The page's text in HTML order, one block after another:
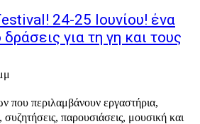
24-25 Ιουνίου! ένα
για τη γη και τους
που περιλαμβάνουν εργαστήρια,
παρουσιάσεις, μουσική και